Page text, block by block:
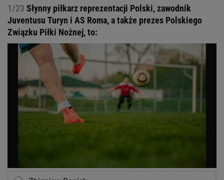
1/23 Słynny piłkarz reprezentacji Polski, zawodnik
Juventusu Turyn i AS Roma, a także prezes Polskiego
Związku Piłki Nożnej, to: